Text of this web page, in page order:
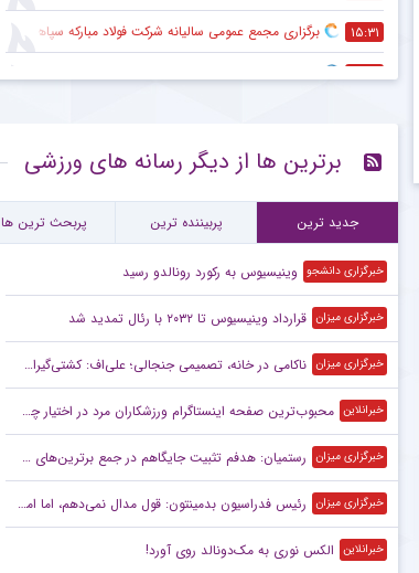
۱۵:۳۱ برگزاری مجمع عمومی سالیانه شرکت فولاد مبارکه سپاهان
۱۵:۲۸
۱۵:۲۴ استقلال و روزهای دشوار با پنجره نقل‌وانتقالاتی بسته
۱۲:۲۷ پیام مهم پیشکسوت پرسپولیس برای هواداران سرخ + جزئیات
برترین ها از دیگر رسانه های ورزشی
جدید ترین پربیننده ترین پربحث ترین ها
خبرگزاری دانشجو وینیسیوس به رکورد رونالدو رسید
خبرگزاری میزان قرارداد وینیسیوس تا ۲۰۳۲ با رئال‌ تمدید شد
خبرگزاری میزان ناکامی در خانه، تصمیمی جنجالی؛ علی‌اف: کشتی‌گیران با اضافه‌وزن از تیم ملی اخراج می‌شوند!
خبرانلاین محبوب‌ترین صفحه اینستاگرام ورزشکاران مرد در اختیار چه کسی است؟
خبرگزاری میزان رستمیان: هدفم تثبیت جایگاهم در جمع برترین‌های جهان است/ برای درخشش در هر دو ماده آماده می‌شوم
خبرگزاری میزان رئیس فدراسیون بدمینتون: قول مدال نمی‌دهم، اما امیدوارم در ناگویا و داکار اتفاقات خوبی بیفتد/ هدف اصلی ما کسب سهمیه المپیک لس‌آنجلس است
خبرانلاین الکس نوری به مک‌دونالد روی آورد!